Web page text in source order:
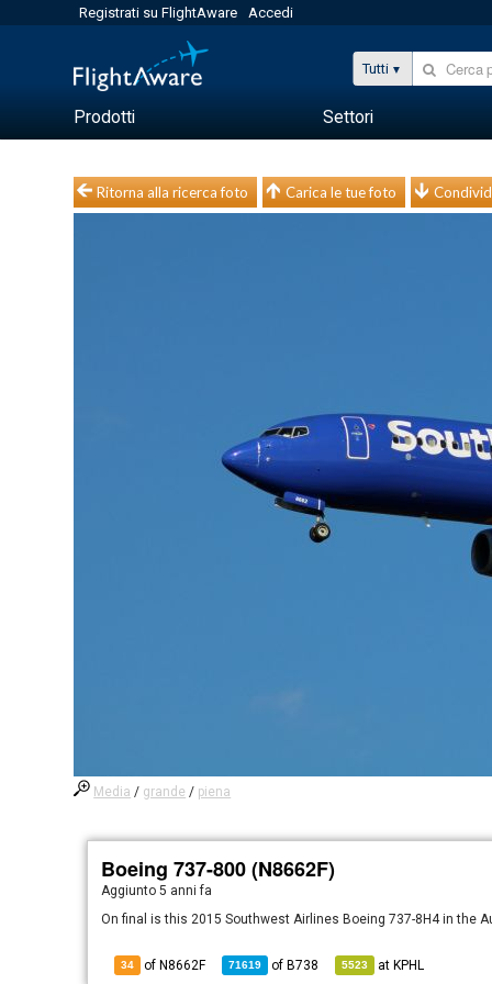
Registrati su FlightAware Accedi
Tutti
Prodotti Settori
Ritorna alla ricerca foto Carica le tue foto
Media / grande / piena
Boeing 737-800 (N8662F)
Aggiunto5 anni fa
On final is this 2015 Southwest Airlines Boeing 737-8H4 in the
34 of N8662F 71619 of B738 5523 at KPHL